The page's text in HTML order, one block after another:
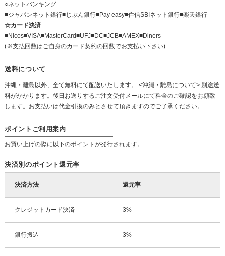
○ネットバンキング
■ジャパンネット銀行■じぶん銀行■Pay easy■住信SBIネット銀行■楽天銀行
☆カード決済
■Nicos■VISA■MasterCard■UFJ■DC■JCB■AMEX■Diners
(※支払回数はご自身のカード契約の回数でお支払い下さい)
送料について
沖縄・離島以外、全て無料にて配送いたします。 <沖縄・離島について> 別途送
料がかかります。後日お送りするご注文受付メールにて料金のご確認をお願致
します。お支払いは代金引換のみとさせて頂きますのでご了承ください。
ポイントご利用案内
お買い上げの際に以下のポイントが発行されます。
決済別のポイント還元率
決済方法 還元率
クレジットカード決済 3%
銀行振込 3%